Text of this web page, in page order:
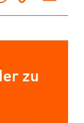
Link
zu